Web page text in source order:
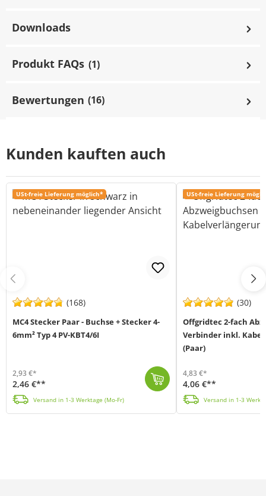
Downloads
Produkt FAQs (1)
Bewertungen (16)
Kunden kauften auch
USt-freie Lieferung möglich*
(168)
MC4 Stecker Paar - Buchse + Stecker 4-
6mm² Typ 4 PV-KBT4/6I
2,93 €*
2,46 €**
Versand in 1-3 Werktage (Mo-Fr)
USt-freie Lieferung
(30)
Offgridtec 2-fach
Verbinder inkl.
(Paar)
4,83 €*
4,06 €**
Versand in 1-3